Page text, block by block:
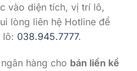
vào diện tích, vị trí lô,
lòng liên hệ Hotline để
lô: 038.945.7777.
hàng cho bán liền kề